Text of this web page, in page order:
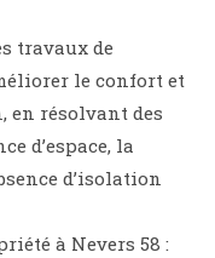
travaux de
le confort et
en résolvant des
d’espace, la
d’isolation
à Nevers 58 :